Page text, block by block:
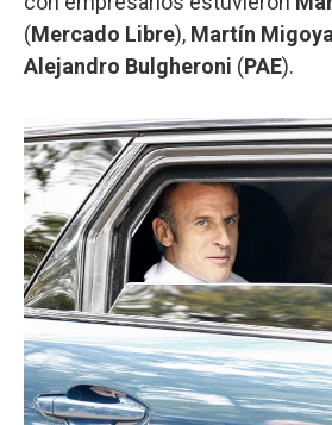
(Mercado Libre), Martín Migoya
Alejandro Bulgheroni (PAE).